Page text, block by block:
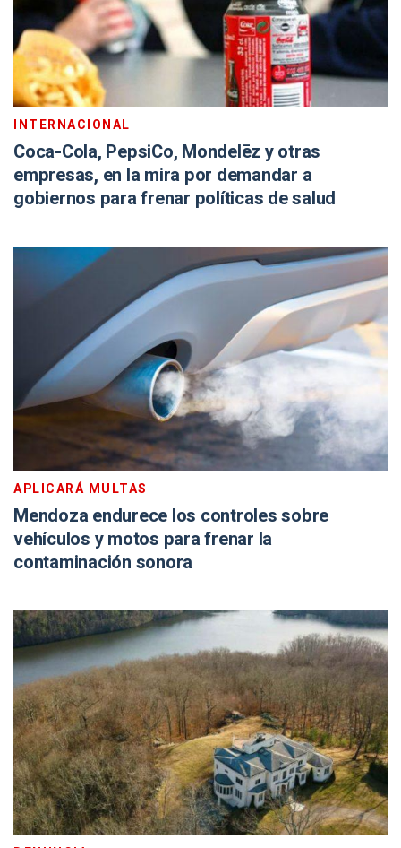
INTERNACIONAL
Coca-Cola, PepsiCo, Mondelēz y otras
empresas, en la mira por demandar a
gobiernos para frenar políticas de salud
APLICARÁ MULTAS
Mendoza endurece los controles sobre
vehículos y motos para frenar la
contaminación sonora